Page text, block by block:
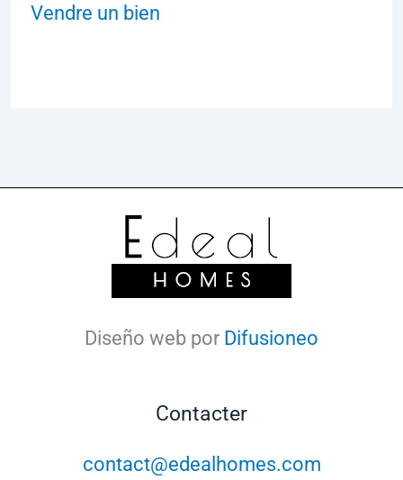
Vendre un bien
Diseño web por Difusioneo
Contacter
contact@edealhomes.com